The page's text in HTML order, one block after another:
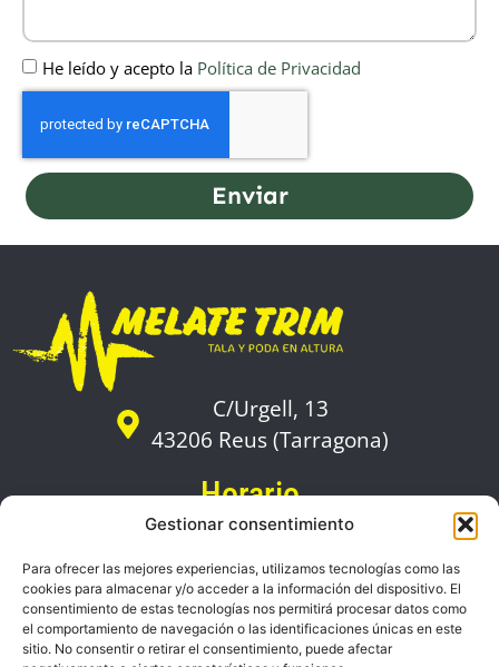
Gestionar consentimiento
Para ofrecer las mejores experiencias, utilizamos tecnologías como las
cookies para almacenar y/o acceder a la información del dispositivo. El
consentimiento de estas tecnologías nos permitirá procesar datos como
el comportamiento de navegación o las identificaciones únicas en este
sitio. No consentir o retirar el consentimiento, puede afectar
He leído y acepto la Política de Privacidad
Enviar
C/Urgell, 13
43206 Reus (Tarragona)
Horario
De lunes a viernes:
09:00 a 18:00
Zonas de servicio